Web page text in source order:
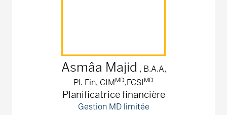
Asmâa Majid , B.A.A,
Pl. Fin, CIMMD,FCSIMD
Planificatrice financière
Gestion MD limitée